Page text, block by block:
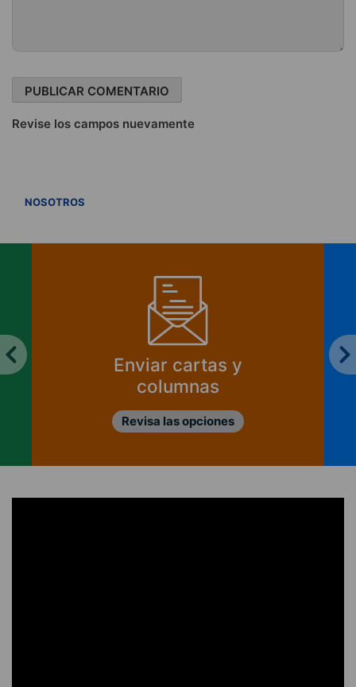
Revise los campos nuevamente
NOSOTROS
¿Cómo se financia
CIPER?
Ver informes de ingresos